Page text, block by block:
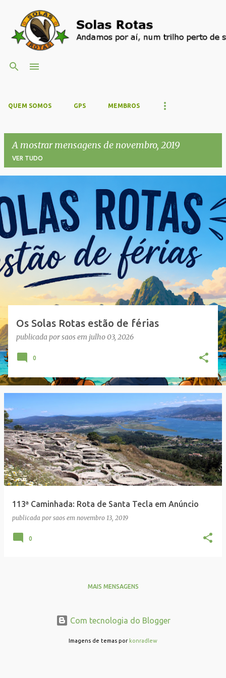
QUEM SOMOS GPS MEMBROS
A mostrar mensagens de novembro, 2019
VER TUDO
e
n
s
g
e
Os Solas Rotas estão de férias
publicada porsaosem julho 03, 2026
0
113ª Caminhada: Rota de Santa Tecla em Anúncio
publicada por saos em novembro 13, 2019
0
MAIS MENSAGENS
Com tecnologia do Blogger
Imagens de temas por konradlew